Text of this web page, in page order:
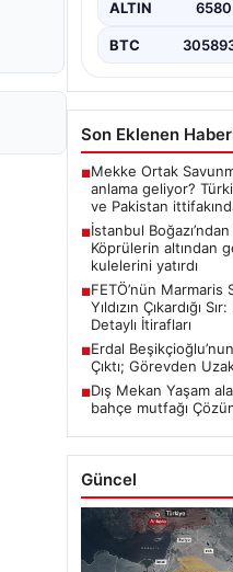
ALTIN
BTC
Son Eklenen
■Mekke Ortak
anlama geliyor?
ve Pakistan
■İstanbul
Köprülerin altından
kulelerini yatırdı
■FETÖ’nün Marmaris
Yıldızın Çıkardığı
Detaylı İtirafları
■Erdal
Çıktı; Görevden
■Dış Mekan Yaşam
bahçe mutfağı
Güncel